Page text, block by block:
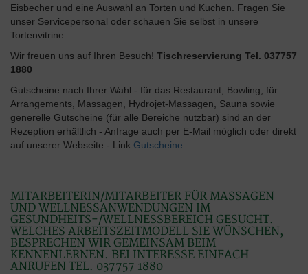
Eisbecher und eine Auswahl an Torten und Kuchen. Fragen Sie
unser Servicepersonal oder schauen Sie selbst in unsere
Tortenvitrine.
Wir freuen uns auf Ihren Besuch! Tischreservierung Tel. 037757
1880
Gutscheine nach Ihrer Wahl - für das Restaurant, Bowling, für
Arrangements, Massagen, Hydrojet-Massagen, Sauna sowie
generelle Gutscheine (für alle Bereiche nutzbar) sind an der
Rezeption erhältlich - Anfrage auch per E-Mail möglich oder direkt
auf unserer Webseite - Link Gutscheine
MITARBEITERIN/MITARBEITER FÜR MASSAGEN
UND WELLNESSANWENDUNGEN IM
GESUNDHEITS-/WELLNESSBEREICH GESUCHT.
WELCHES ARBEITSZEITMODELL SIE WÜNSCHEN,
BESPRECHEN WIR GEMEINSAM BEIM
KENNENLERNEN. BEI INTERESSE EINFACH
ANRUFEN TEL. 037757 1880